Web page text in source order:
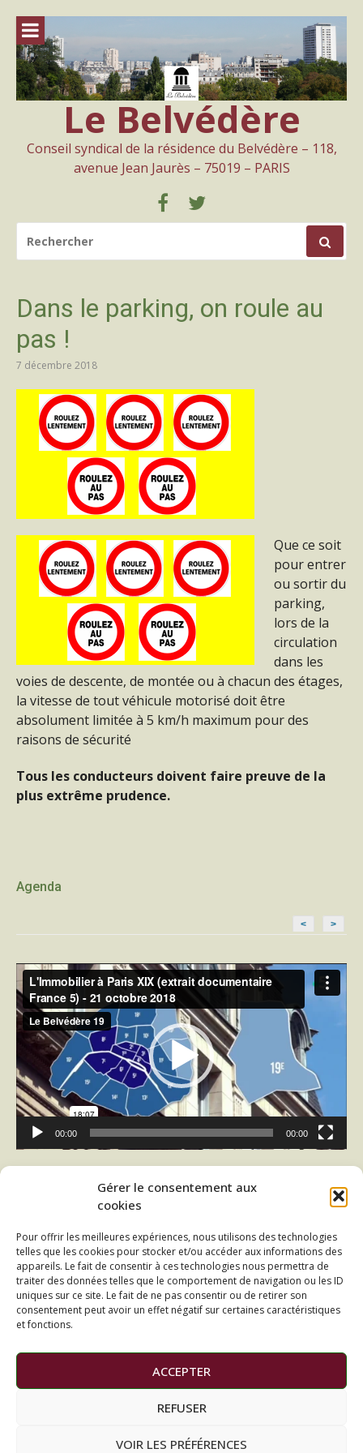
Gérer le consentement aux
cookies
Pour offrir les meilleures expériences, nous utilisons des technologies
telles que les cookies pour stocker et/ou accéder aux informations des
appareils. Le fait de consentir à ces technologies nous permettra de
traiter des données telles que le comportement de navigation ou les ID
uniques sur ce site. Le fait de ne pas consentir ou de retirer son
consentement peut avoir un effet négatif sur certaines caractéristiques
et fonctions.
ACCEPTER
REFUSER
VOIR LES PRÉFÉRENCES
contenu
Le Belvédère
Conseil syndical de la résidence du Belvédère – 118,
avenue Jean Jaurès – 75019 – PARIS
FacebookTwitter
POUR
:
Dans le parking, on roule au
pas !
7 décembre 2018
Que ce soit
pour entrer
ou sortir du
parking,
lors de la
circulation
dans les
voies de descente, de montée ou à chacun des étages,
la vitesse de tout véhicule motorisé doit être
absolument limitée à 5 km/h maximum pour des
raisons de sécurité
Tous les conducteurs doivent faire preuve de la
plus extrême prudence.
Agenda
< >
Lecteur
vidéo
00:00 00:00